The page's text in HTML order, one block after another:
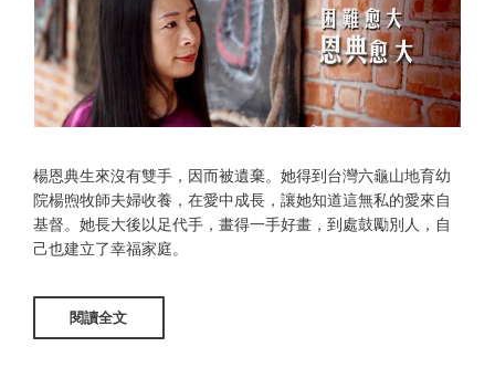
楊恩典生來沒有雙手，因而被遺棄。她得到台灣六龜山地育幼
院楊煦牧師夫婦收養，在愛中成長，讓她知道這無私的愛來自
基督。她長大後以足代手，畫得一手好畫，到處鼓勵別人，自
己也建立了幸福家庭。
閱讀全文